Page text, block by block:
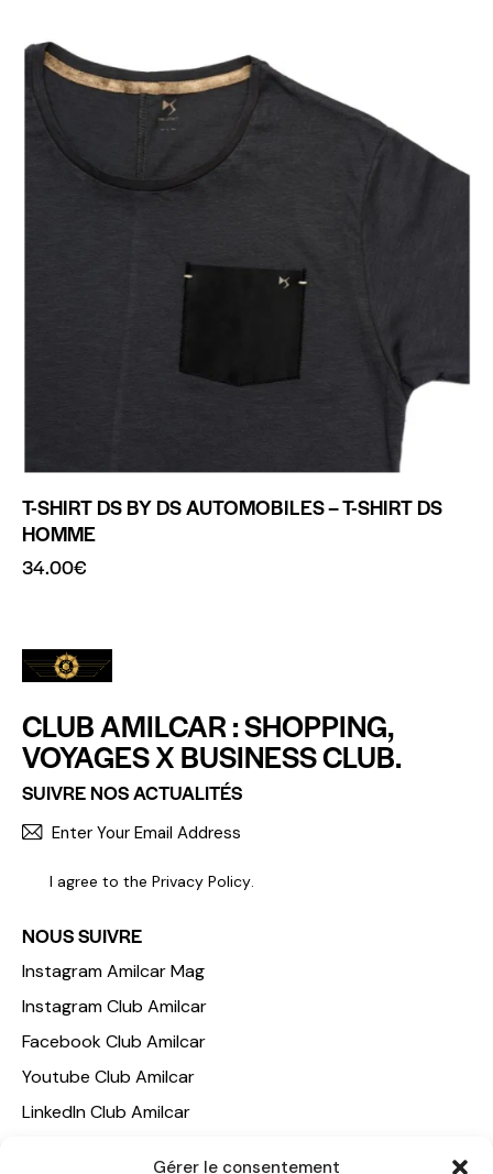
Gérer le consentement
T-SHIRT DS BY DS AUTOMOBILES – T-SHIRT DS
HOMME
34.00€
CLUB AMILCAR : SHOPPING,
VOYAGES X BUSINESS CLUB.
SUIVRE NOS ACTUALITÉS
I agree to the Privacy Policy.
NOUS SUIVRE
Instagram Amilcar Mag
Instagram Club Amilcar
Facebook Club Amilcar
Youtube Club Amilcar
LinkedIn Club Amilcar